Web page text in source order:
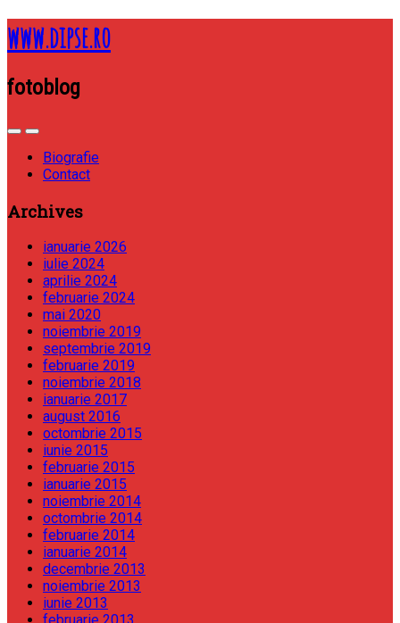
www.dipse.ro
fotoblog
Biografie
Contact
Archives
ianuarie 2026
iulie 2024
aprilie 2024
februarie 2024
mai 2020
noiembrie 2019
septembrie 2019
februarie 2019
noiembrie 2018
ianuarie 2017
august 2016
octombrie 2015
iunie 2015
februarie 2015
ianuarie 2015
noiembrie 2014
octombrie 2014
februarie 2014
ianuarie 2014
decembrie 2013
noiembrie 2013
iunie 2013